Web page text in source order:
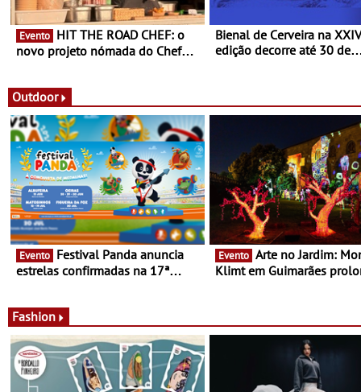
Evento
novo projeto nómada do Chef
que percorre Portugal
Bienal de Cerveira na XXIV
edição decorre até 30 de
Outdoor
Evento
estrelas confirmadas na 17ª
Evento
Klimt em Guimarães
Fashion